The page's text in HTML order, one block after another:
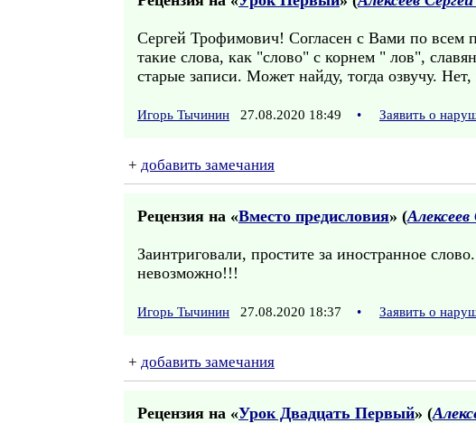
Сергей Трофимович! Согласен с Вами по всем
такие слова, как "слово" с корнем " лов",
старые записи. Может найду, тогда озвучу.
Игорь Тычинин 27.08.2020 18:49 • Заявить о
+ добавить замечания
Рецензия на «Вместо предисловия» (
Заинтриговали, простите за иностранное
невозможно!!!
Игорь Тычинин 27.08.2020 18:37 • Заявить о
+ добавить замечания
Рецензия на «Урок Двадцать Первый» (